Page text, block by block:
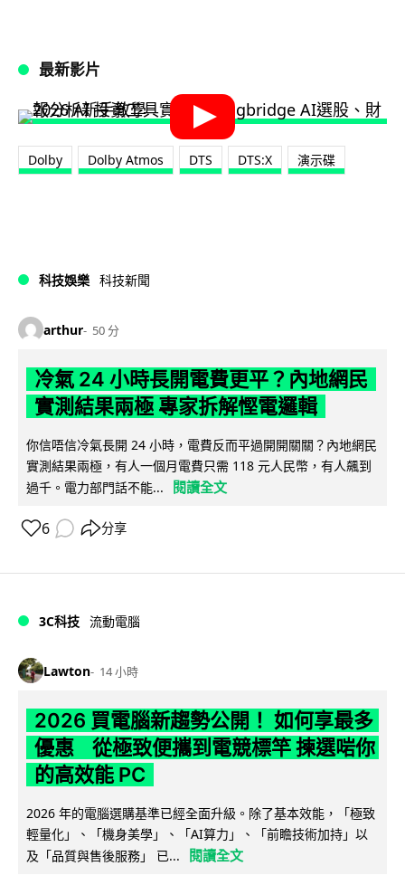
最新影片
Dolby Dolby Atmos DTS DTS:X 演示碟
科技娛樂 科技新聞
arthur 50 分
冷氣 24 小時長開電費更平？內地網民
實測結果兩極 專家拆解慳電邏輯
你信唔信冷氣長開 24 小時，電費反而平過開開關關？內地網民
實測結果兩極，有人一個月電費只需 118 元人民幣，有人飆到
過千。電力部門話不能...
閱讀全文
6 分享
3C科技 流動電腦
Lawton 14 小時
2026 買電腦新趨勢公開！ 如何享最多
優惠 從極致便攜到電競標竿 揀選啱你
的高效能 PC
2026 年的電腦選購基準已經全面升級。除了基本效能，「極致
輕量化」、「機身美學」、「AI算力」、「前瞻技術加持」以
及「品質與售後服務」 已...
閱讀全文